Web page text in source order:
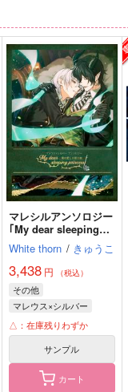
マレシルアンソロジー
｢My dear sleeping
princess 僕の愛しき
眠り姫｣
White thorn / きゅうこ
3,438 円 （税込）
その他
マレウス×シルバー
マレウス・ドラコニア
シルバー
△：在庫残りわずか
サンプル
カート